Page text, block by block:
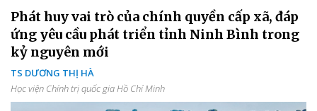
Phát huy vai trò của chính quyền cấp xã, đáp
ứng yêu cầu phát triển tỉnh Ninh Bình trong
kỷ nguyên mới
TS DƯƠNG THỊ HÀ
Học viện Chính trị quốc gia Hồ Chí Minh